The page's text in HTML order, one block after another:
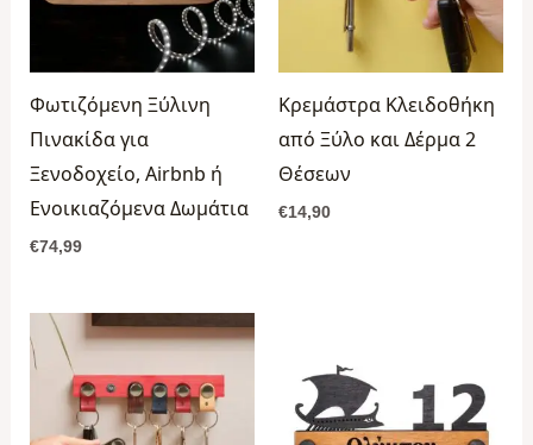
Φωτιζόμενη Ξύλινη
Πινακίδα για
Ξενοδοχείο, Airbnb ή
Ενοικιαζόμενα Δωμάτια
€74,99
Κρεμάστρα Κλειδοθήκη
από Ξύλο και Δέρμα 2
Θέσεων
€14,90